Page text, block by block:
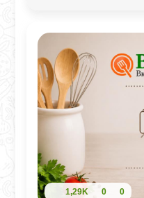
1,29K 0 0